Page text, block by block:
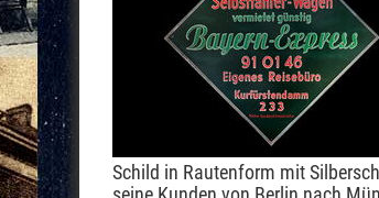
Schild in Rautenform mit